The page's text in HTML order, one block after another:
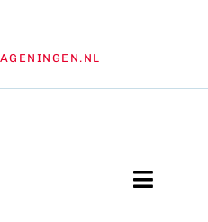
Toggle